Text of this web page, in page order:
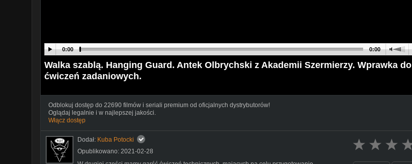
0:00 0:00
Walka szablą. Hanging Guard. Antek Olbrychski z Akademii Szermierzy. Wprawka do
ćwiczeń zadaniowych.
Odblokuj dostęp do 22690 filmów i seriali premium od oficjalnych dystrybutorów!
Oglądaj legalnie i w najlepszej jakości.
Włącz dostęp
Dodał: Kuba Potocki
Opublikowano: 2021-02-28